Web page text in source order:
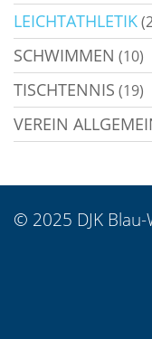
LEICHTATHLETIK
SCHWIMMEN (10)
TISCHTENNIS (19)
VEREIN
© 2025 DJK Blau-